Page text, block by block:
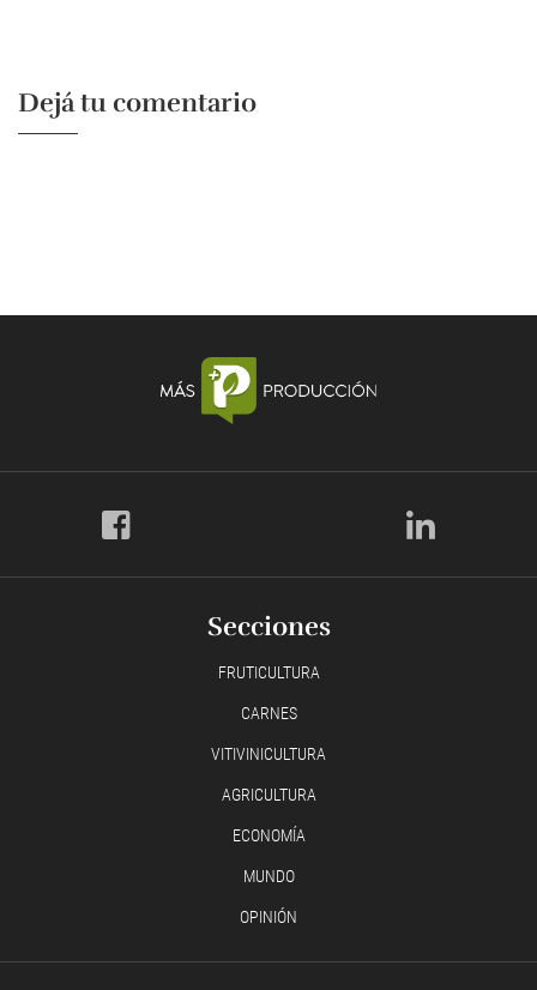
Dejá tu comentario
Secciones
FRUTICULTURA
CARNES
VITIVINICULTURA
AGRICULTURA
ECONOMÍA
MUNDO
OPINIÓN